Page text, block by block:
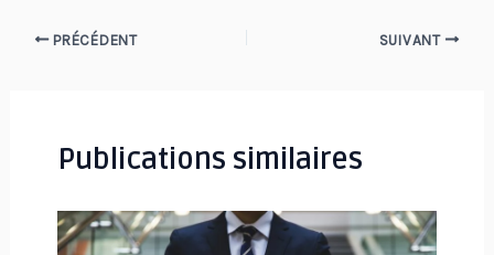
Navigation
PRÉCÉDENT SUIVANT
Publications similaires